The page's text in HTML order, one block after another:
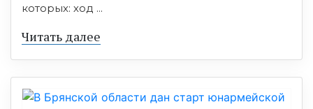
которых: ход ...
Читать далее